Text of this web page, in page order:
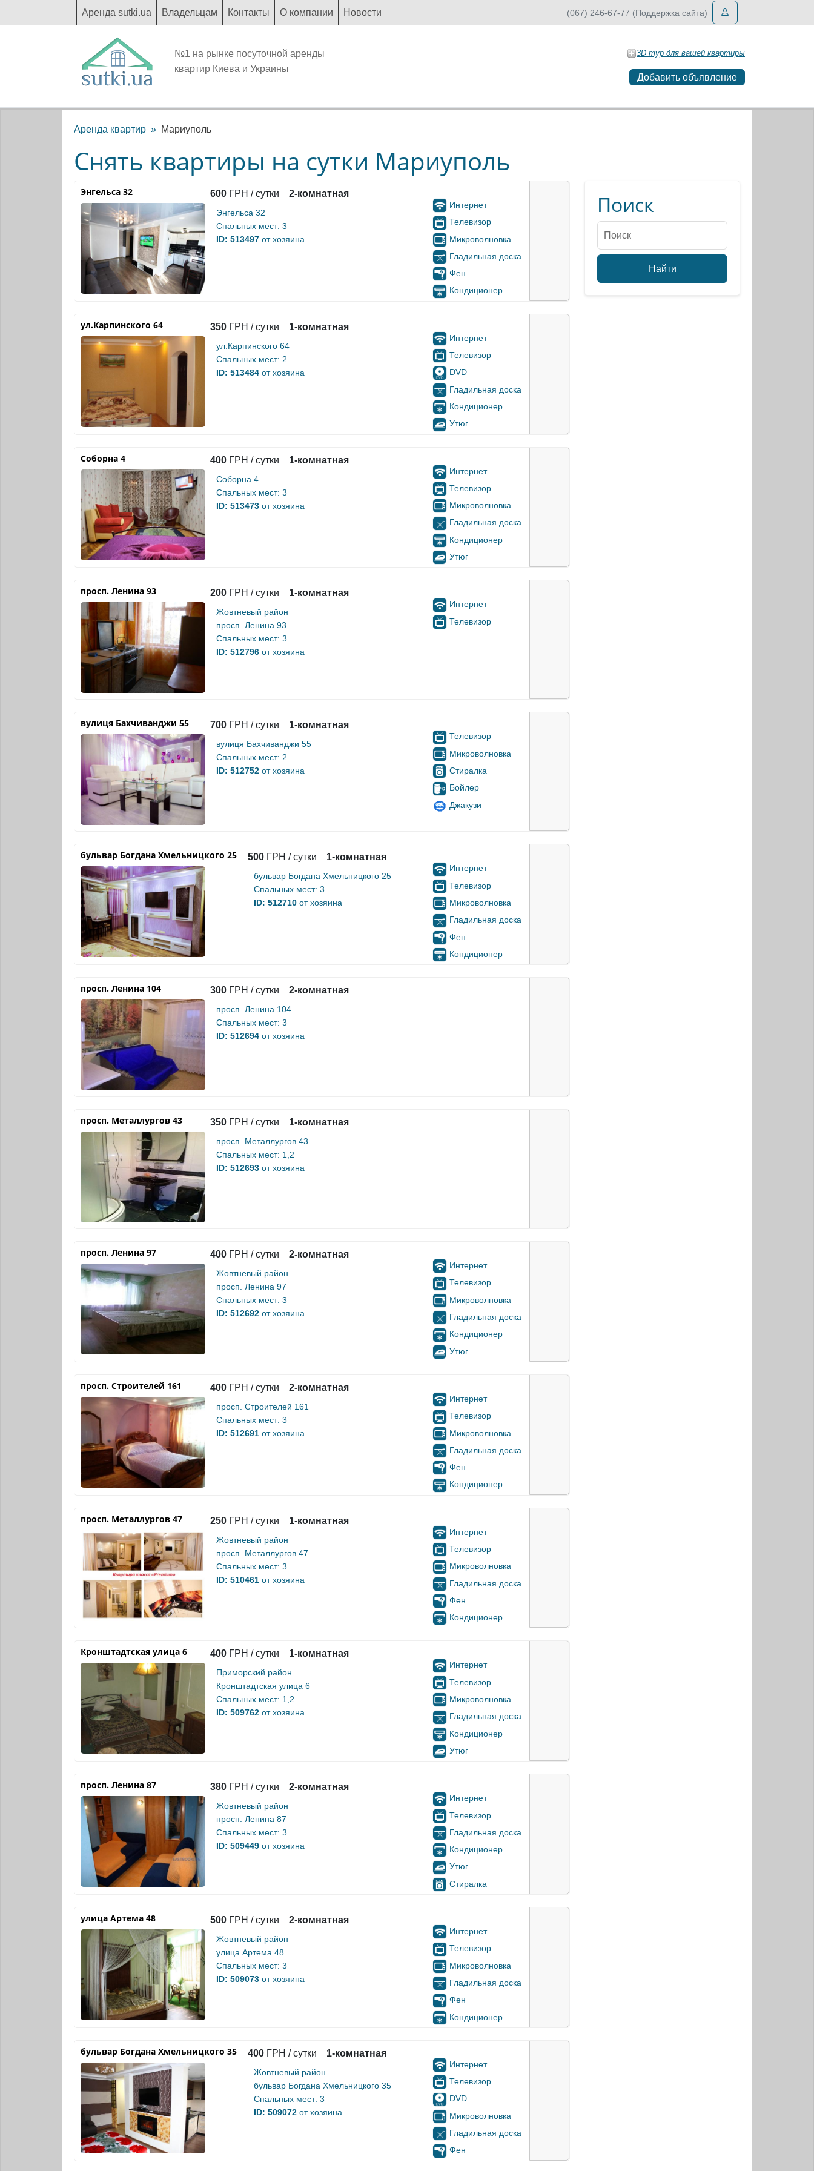
Аренда sutki.ua Владельцам Контакты О компании Новости (067) 246-67-77 (Поддержка сайта)
№1 на рынке посуточной аренды
квартир Киева и Украины
3D тур для вашей квартиры
Добавить объявление
Аренда квартир Мариуполь
Снять квартиры на сутки Мариуполь
Энгельса 32 600 ГРН / сутки 2-комнатная
Энгельса 32
Спальных мест: 3
ID: 513497 от хозяина
Интернет
Телевизор
Микроволновка
Гладильная доска
Фен
Кондиционер
ул.Карпинского 64 350 ГРН / сутки 1-комнатная
ул.Карпинского 64
Спальных мест: 2
ID: 513484 от хозяина
Интернет
Телевизор
DVD
Гладильная доска
Кондиционер
Утюг
Соборна 4 400 ГРН / сутки 1-комнатная
Соборна 4
Спальных мест: 3
ID: 513473 от хозяина
Интернет
Телевизор
Микроволновка
Гладильная доска
Кондиционер
Утюг
просп. Ленина 93 200 ГРН / сутки 1-комнатная
Жовтневый район
просп. Ленина 93
Спальных мест: 3
ID: 512796 от хозяина
Интернет
Телевизор
вулиця Бахчиванджи 55 700 ГРН / сутки 1-комнатная
вулиця Бахчиванджи 55
Спальных мест: 2
ID: 512752 от хозяина
Телевизор
Микроволновка
Стиралка
Бойлер
Джакузи
бульвар Богдана Хмельницкого 25 500 ГРН / сутки 1-комнатная
бульвар Богдана Хмельницкого 25
Спальных мест: 3
ID: 512710 от хозяина
Интернет
Телевизор
Микроволновка
Гладильная доска
Фен
Кондиционер
просп. Ленина 104 300 ГРН / сутки 2-комнатная
просп. Ленина 104
Спальных мест: 3
ID: 512694 от хозяина
просп. Металлургов 43 350 ГРН / сутки 1-комнатная
просп. Металлургов 43
Спальных мест: 1,2
ID: 512693 от хозяина
просп. Ленина 97 400 ГРН / сутки 2-комнатная
Жовтневый район
просп. Ленина 97
Спальных мест: 3
ID: 512692 от хозяина
Интернет
Телевизор
Микроволновка
Гладильная доска
Кондиционер
Утюг
просп. Строителей 161 400 ГРН / сутки 2-комнатная
просп. Строителей 161
Спальных мест: 3
ID: 512691 от хозяина
Интернет
Телевизор
Микроволновка
Гладильная доска
Фен
Кондиционер
просп. Металлургов 47 250 ГРН / сутки 1-комнатная
Жовтневый район
просп. Металлургов 47
Спальных мест: 3
ID: 510461 от хозяина
Интернет
Телевизор
Микроволновка
Гладильная доска
Фен
Кондиционер
Кронштадтская улица 6 400 ГРН / сутки 1-комнатная
Приморский район
Кронштадтская улица 6
Спальных мест: 1,2
ID: 509762 от хозяина
Интернет
Телевизор
Микроволновка
Гладильная доска
Кондиционер
Утюг
просп. Ленина 87 380 ГРН / сутки 2-комнатная
Жовтневый район
просп. Ленина 87
Спальных мест: 3
ID: 509449 от хозяина
Интернет
Телевизор
Гладильная доска
Кондиционер
Утюг
Стиралка
улица Артема 48 500 ГРН / сутки 2-комнатная
Жовтневый район
улица Артема 48
Спальных мест: 3
ID: 509073 от хозяина
Интернет
Телевизор
Микроволновка
Гладильная доска
Фен
Кондиционер
бульвар Богдана Хмельницкого 35 400 ГРН / сутки 1-комнатная
Жовтневый район
бульвар Богдана Хмельницкого 35
Спальных мест: 3
ID: 509072 от хозяина
Интернет
Телевизор
DVD
Микроволновка
Гладильная доска
Фен
Поиск
Найти